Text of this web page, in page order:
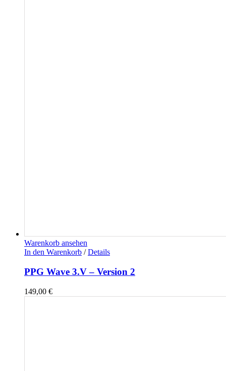
Warenkorb ansehen
In den Warenkorb / Details
PPG Wave 3.V – Version 2
149,00 €